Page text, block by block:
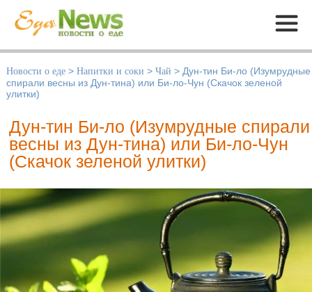
Меню
Новости о еде > Напитки и соки > Чай > Дун-тин Би-ло (Изумрудные
спирали весны из Дун-тина) или Би-ло-Чун (Скачок зеленой
улитки)
Дун-тин Би-ло (Изумрудные спирали
весны из Дун-тина) или Би-ло-Чун
(Скачок зеленой улитки)